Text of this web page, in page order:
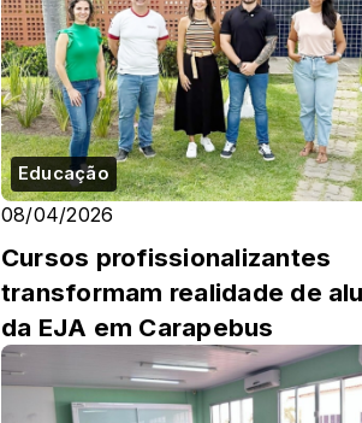
Educação
08/04/2026
Cursos profissionalizantes
transformam realidade de
da EJA em Carapebus